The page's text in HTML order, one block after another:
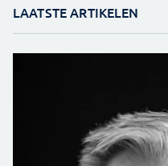
LAATSTE ARTIKELEN